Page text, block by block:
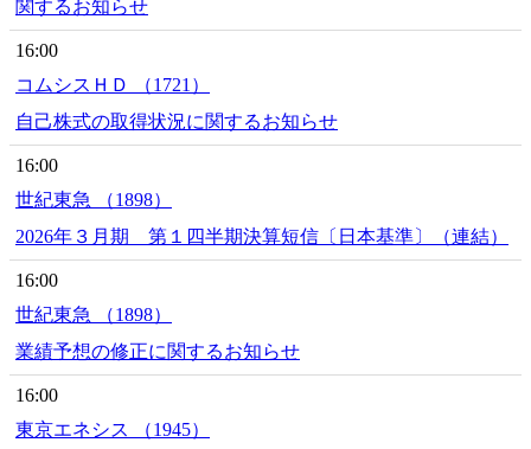
関するお知らせ
16:00
コムシスＨＤ （1721）
自己株式の取得状況に関するお知らせ
16:00
世紀東急 （1898）
2026年３月期 第１四半期決算短信〔日本基準〕（連結）
16:00
世紀東急 （1898）
業績予想の修正に関するお知らせ
16:00
東京エネシス （1945）